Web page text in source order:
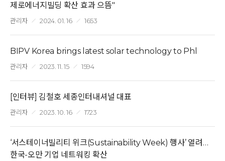
제로에너지빌딩 확산 효과 으뜸"
관리자 2024. 01. 16 1653
BIPV Korea brings latest solar technology to Phl
관리자 2023. 11. 15 1594
[인터뷰] 김철호 세종인터내셔널 대표
관리자 2023. 10. 16 1723
‘서스테이너빌리티 위크(Sustainability Week) 행사’ 열려…
한국-오만 기업 네트워킹 확산